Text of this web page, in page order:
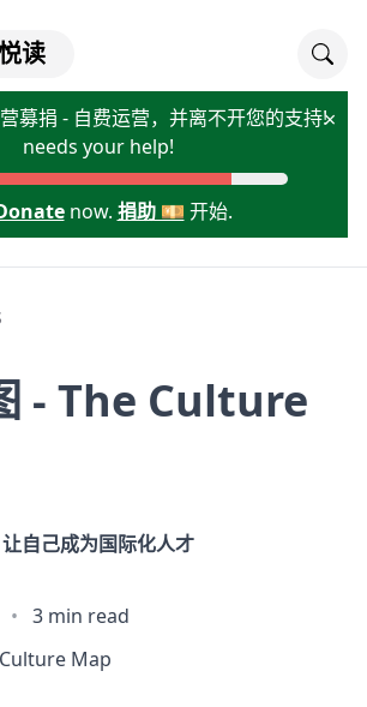
读
募捐 - 自费运营，并离不开您的支持!
needs your help!
now. 捐助 💴 开始.
×
- The Culture
自己成为国际化人才
3 min read